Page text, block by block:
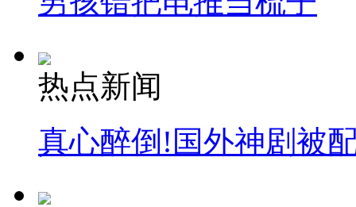
热点新闻
真心醉倒!国外神剧被